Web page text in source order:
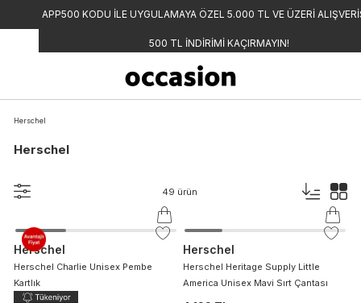
APP500 KODU İLE UYGULAMAYA ÖZEL 5.000 TL VE ÜZERİ ALIŞVERİŞLERDE
500 TL İNDİRİMİ KAÇIRMAYIN!
Herschel
Herschel
49 ürün
Herschel
Herschel Charlie Unisex Pembe
Kartlık
Herschel
Herschel Heritage Supply Little
America Unisex Mavi Sırt Çantası